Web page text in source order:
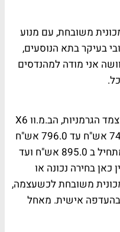
משובחת, עם מנוע
בעיקר בתא הנוסעים,
אני מודה למהנדסים
הגרמניות, הב.מ.וו X6
המשובחת שמחירה מתחיל ב 740.0 אש"ח עד 796.0 אש"ח
שמחירה מתחיל ב 895.0 אש"ח ועד
אין כאן בחירה נכונה או
משובחת לכשעצמה,
בהעדפה אישית. מאחל